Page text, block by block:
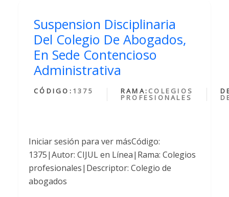
Suspension Disciplinaria
Del Colegio De Abogados,
En Sede Contencioso
Administrativa
CÓDIGO: 1375 RAMA: COLEGIOS
PROFESIONALES
Iniciar sesión para ver másCódigo:
1375|Autor: CIJUL en Línea|Rama: Colegios
profesionales|Descriptor: Colegio de
abogados